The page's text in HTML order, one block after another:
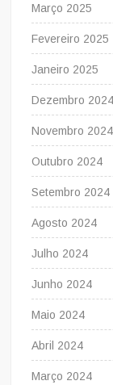
Março 2025
Fevereiro 2025
Janeiro 2025
Dezembro 2024
Novembro 2024
Outubro 2024
Setembro 2024
Agosto 2024
Julho 2024
Junho 2024
Maio 2024
Abril 2024
Março 2024